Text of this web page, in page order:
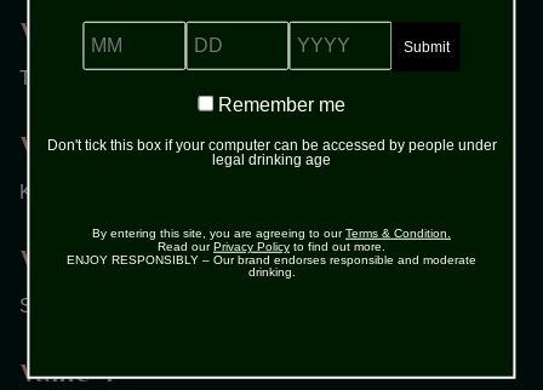
Vaihe 1
Täytä lasi jäillä ja lisää riesling päälle.
Vaihe 2
Kaada joukkoon seljankukkalikööri sekä kivennäisvesi.
Vaihe 3
Sekoita kevyesti.
Vaihe 4
MM DD YYYY
Remember
Remember me
Don't tick this box if your computer can be accessed by people under
legal drinking age
By entering this site, you are agreeing to ourTerms & Condition.
Read ourPrivacy Policy to find out more.
ENJOY RESPONSIBLY – Our brand endorses responsible and moderate
drinking.